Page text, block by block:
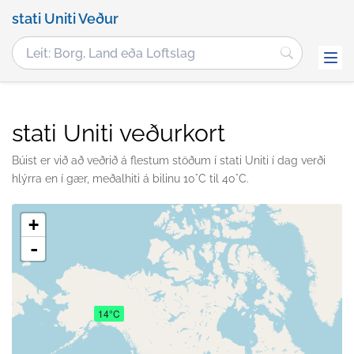
stati Uniti Veður
stati Uniti veðurkort
Búist er við að veðrið á flestum stöðum í stati Uniti í dag verði
hlýrra en í gær, meðalhiti á bilinu 10°C til 40°C.
14°C
+
-